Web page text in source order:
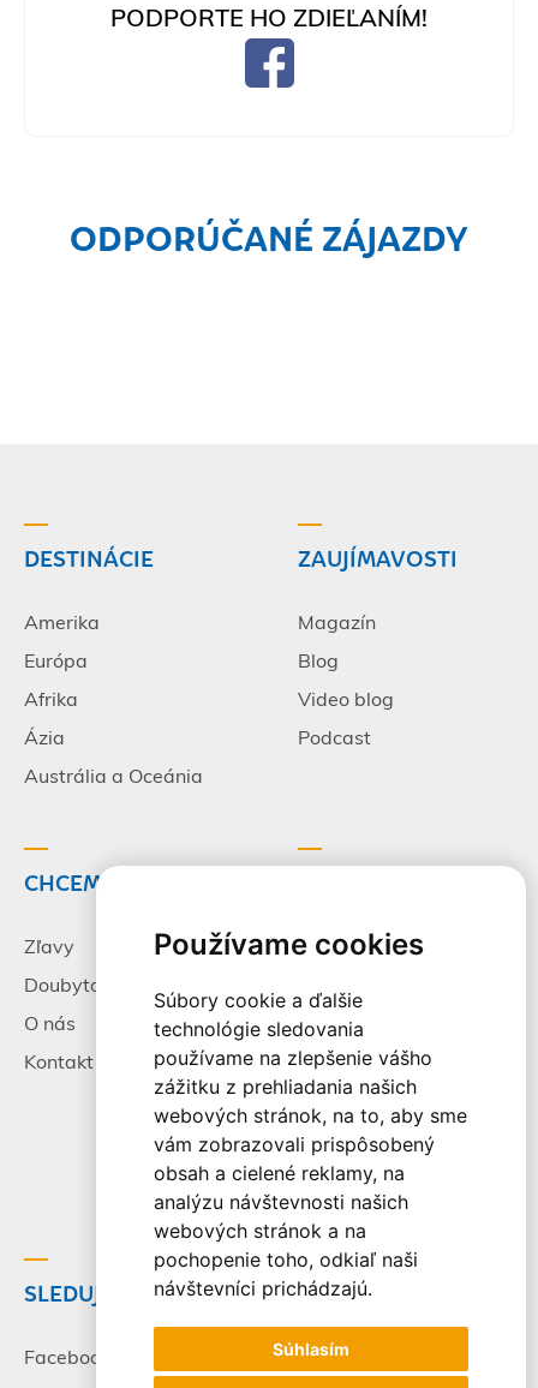
Používame cookies
Súbory cookie a ďalšie
technológie sledovania
používame na zlepšenie vášho
zážitku z prehliadania našich
webových stránok, na to, aby sme
vám zobrazovali prispôsobený
obsah a cielené reklamy, na
analýzu návštevnosti našich
webových stránok a na
pochopenie toho, odkiaľ naši
návštevníci prichádzajú.
Súhlasím
PODPORTE HO ZDIEĽANÍM!
ODPORÚČANÉ ZÁJAZDY
DESTINÁCIE
Amerika
Európa
Afrika
Ázia
Austrália a Oceánia
ZAUJÍMAVOSTI
Magazín
Blog
Video blog
Podcast
CHCEM CESTOVAŤ
Zľavy
Doubytovanie
O nás
Kontakt
Pracovné príležitosti
Všeobecné zmluvné
podmienky
Alternatívne riešenie
sporov
Spracovanie osobných
údajov
SLEDUJTE NÁS
Facebook
Travel, s.r.o. Všetky práva
vyhradené.